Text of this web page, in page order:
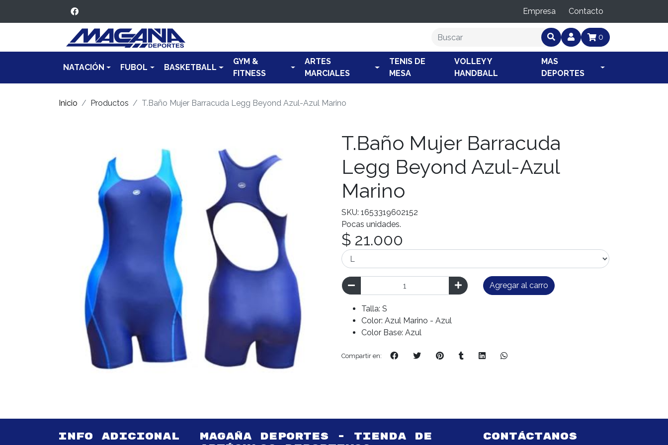
Empresa Contacto
0
NATACIÓN FUBOL BASKETBALL
GYM &
FITNESS
ARTES
MARCIALES
TENIS DE
MESA
VOLLEY Y
HANDBALL
MAS
DEPORTES
Inicio Productos T.Baño Mujer Barracuda Legg Beyond Azul-Azul Marino
T.Baño Mujer Barracuda
Legg Beyond Azul-Azul
Marino
SKU: 1653319602152
Pocas unidades.
$ 21.000
Agregar al carro
Talla: S
Color: Azul Marino - Azul
Color Base: Azul
Compartir en:
INFO ADICIONAL
MAGAÑA DEPORTES - TIENDA DE
CONTÁCTANOS